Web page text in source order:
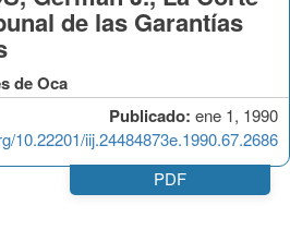
Publicado: ene 1, 1990
10.22201/iij.24484873e.1990.67.2686
de las Garantías
de Oca
PDF